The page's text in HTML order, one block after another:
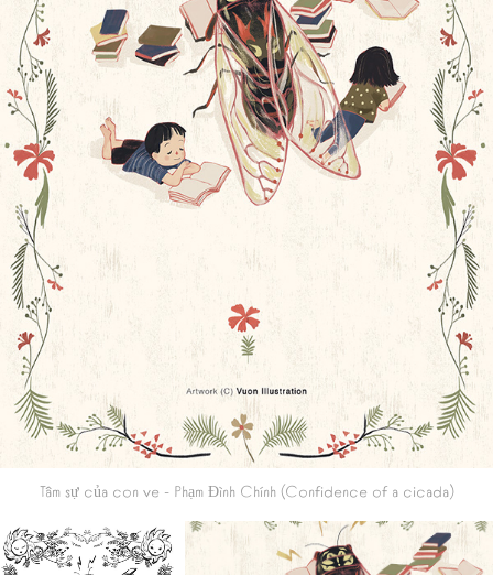
Tâm sự của con ve - Phạm Đình Chính (Confidence of a cicada)